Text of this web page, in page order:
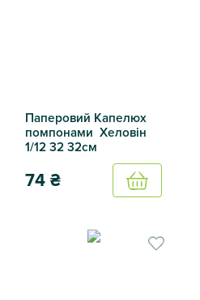
Паперовий Капелюх
помпонами Хеловін
1/12 32 32см
74₴
Купить